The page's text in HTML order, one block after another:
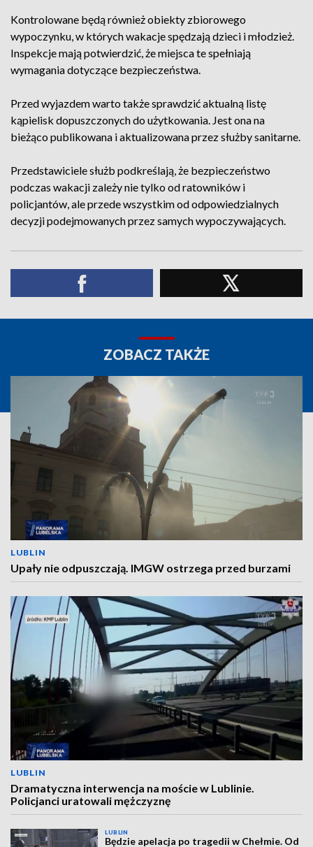
Kontrolowane będą również obiekty zbiorowego
wypoczynku, w których wakacje spędzają dzieci i młodzież.
Inspekcje mają potwierdzić, że miejsca te spełniają
wymagania dotyczące bezpieczeństwa.
Przed wyjazdem warto także sprawdzić aktualną listę
kąpielisk dopuszczonych do użytkowania. Jest ona na
bieżąco publikowana i aktualizowana przez służby sanitarne.
Przedstawiciele służb podkreślają, że bezpieczeństwo
podczas wakacji zależy nie tylko od ratowników i
policjantów, ale przede wszystkim od odpowiedzialnych
decyzji podejmowanych przez samych wypoczywających.
ZOBACZ TAKŻE
LUBLIN
Upały nie odpuszczają. IMGW ostrzega przed burzami
LUBLIN
Dramatyczna interwencja na moście w Lublinie.
Policjanci uratowali mężczyznę
LUBLIN
Będzie apelacja po tragedii w Chełmie. Od